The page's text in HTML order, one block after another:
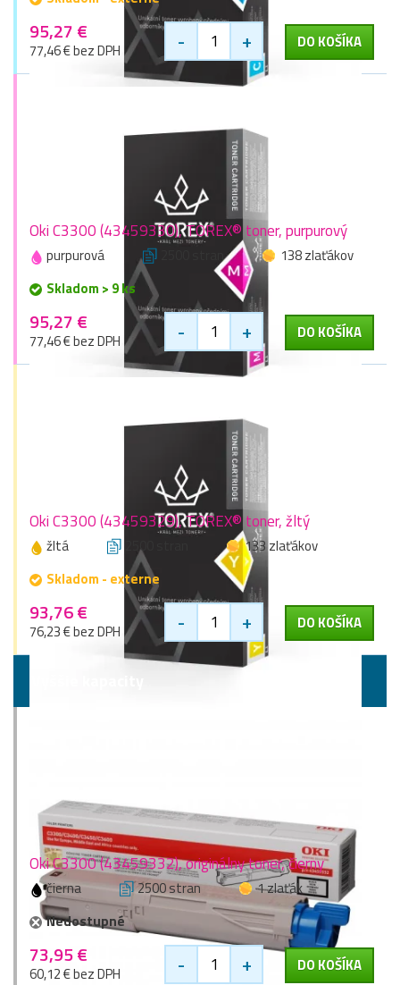
95,27 €
77,46 € bez DPH - + DO KOŠÍKA
Oki C3300 (43459330), TOREX® toner, purpurový
purpurová 2500 stran
138 zlaťákov
Skladom > 9 ks
95,27 €
77,46 € bez DPH - + DO KOŠÍKA
Oki C3300 (43459329), TOREX® toner, žltý
žltá 2500 stran
133 zlaťákov
Skladom - externe
93,76 €
76,23 € bez DPH - + DO KOŠÍKA
Oki C3300 (43459332), originálny toner, čierny
čierna 2500 stran
1 zlaťák
Nedostupné
73,95 €
60,12 € bez DPH - + DO KOŠÍKA